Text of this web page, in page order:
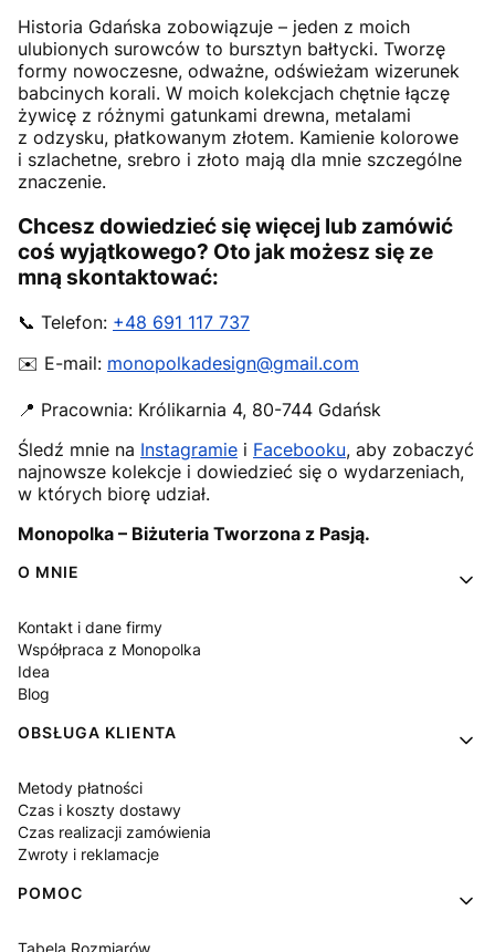
Historia Gdańska zobowiązuje – jeden z moich
ulubionych surowców to bursztyn bałtycki. Tworzę
formy nowoczesne, odważne, odświeżam wizerunek
babcinych korali. W moich kolekcjach chętnie łączę
żywicę z różnymi gatunkami drewna, metalami
z odzysku, płatkowanym złotem. Kamienie kolorowe
i szlachetne, srebro i złoto mają dla mnie szczególne
znaczenie.
Chcesz dowiedzieć się więcej lub zamówić
coś wyjątkowego? Oto jak możesz się ze
mną skontaktować:
📞 Telefon: +48 691 117 737
✉️ E-mail: monopolkadesign@gmail.com
📍 Pracownia: Królikarnia 4, 80-744 Gdańsk
Śledź mnie na Instagramie i Facebooku, aby zobaczyć
najnowsze kolekcje i dowiedzieć się o wydarzeniach,
w których biorę udział.
Monopolka – Biżuteria Tworzona z Pasją.
Linki w stopce
O MNIE
Kontakt i dane firmy
Współpraca z Monopolka
Idea
Blog
OBSŁUGA KLIENTA
Metody płatności
Czas i koszty dostawy
Czas realizacji zamówienia
Zwroty i reklamacje
POMOC
Tabela Rozmiarów